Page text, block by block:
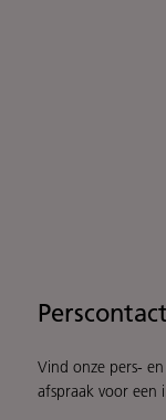
Vind onze pers-
afspraak voor